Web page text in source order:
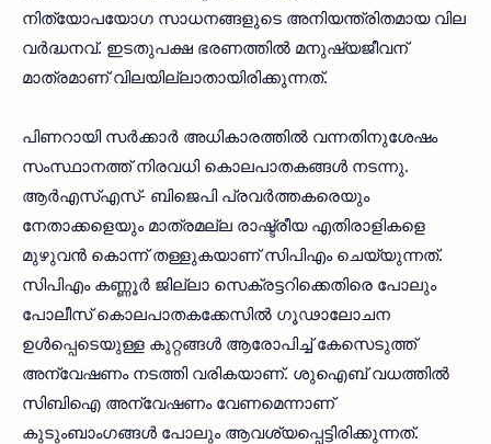
നിത്യോപയോഗ സാധനങ്ങളുടെ അനിയന്ത്രിതമായ വില
വര്‍ദ്ധനവ്. ഇടതുപക്ഷ ഭരണത്തില്‍ മനുഷ്യജീവന്
മാത്രമാണ് വിലയില്ലാതായിരിക്കുന്നത്.
പിണറായി സര്‍ക്കാര്‍ അധികാരത്തില്‍ വന്നതിനുശേഷം
സംസ്ഥാനത്ത് നിരവധി കൊലപാതകങ്ങള്‍ നടന്നു.
ആര്‍എസ്എസ്- ബിജെപി പ്രവര്‍ത്തകരെയും
നേതാക്കളെയും മാത്രമല്ല രാഷ്ട്രീയ എതിരാളികളെ
മുഴുവന്‍ കൊന്ന് തള്ളുകയാണ് സിപിഎം ചെയ്യുന്നത്.
സിപിഎം കണ്ണൂര്‍ ജില്ലാ സെക്രട്ടറിക്കെതിരെ പോലും
പോലീസ് കൊലപാതകക്കേസില്‍ ഗൂഢാലോചന
ഉള്‍പ്പെടെയുള്ള കുറ്റങ്ങള്‍ ആരോപിച്ച് കേസെടുത്ത്
അന്വേഷണം നടത്തി വരികയാണ്. ശുഐബ് വധത്തില്‍
സിബിഐ അന്വേഷണം വേണമെന്നാണ്
കുടുംബാംഗങ്ങള്‍ പോലും ആവശ്യപ്പെട്ടിരിക്കുന്നത്.